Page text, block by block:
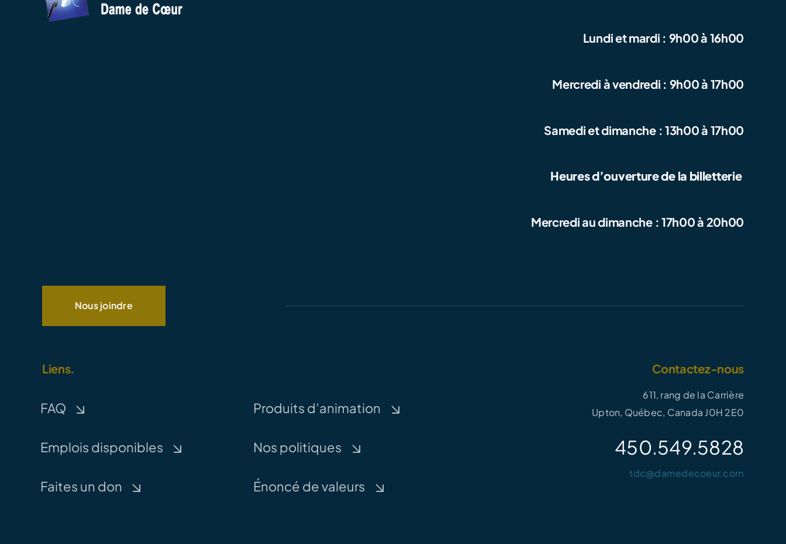
Lundi et mardi : 9h00 à 16h00
Mercredi à vendredi : 9h00 à 17h00
Samedi et dimanche : 13h00 à 17h00
Heures d’ouverture de la billetterie
Mercredi au dimanche : 17h00 à 20h00
Nous joindre
Liens.
FAQ
Emplois disponibles
Faites un don
Produits d’animation
Nos politiques
Énoncé de valeurs
Contactez-nous
611, rang de la Carrière
Upton, Québec, Canada J0H 2E0
450.549.5828
tdc@damedecoeur.com